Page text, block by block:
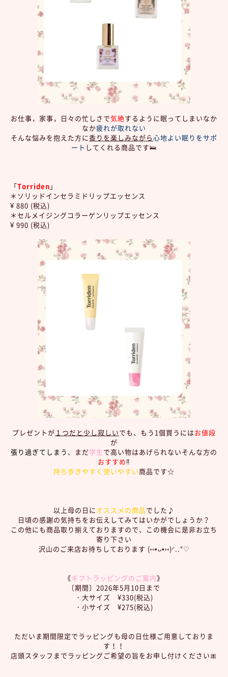
お仕事，家事，日々の忙しさで気絶するように眠ってしまいなか
なか疲れが取れない
そんな悩みを抱えた方に香りを楽しみながら心地よい眠りをサポ
ート してくれる商品です🛌
「Torriden 」
＊ソリッドインセラミドリップエッセンス
¥ 880 (税込)
＊セルメイジングコラーゲンリップエッセンス
¥ 990 (税込)
プレゼントが １つだと少し寂しいでも、もう1個買うにはお値段
が
張り過ぎてしまう、まだ学生で高い物はあげられないそんな方の
おすすめ‼︎
持ち歩きやすく使いやすい商品です☆
以上母の日にオススメの商品でした♪
日頃の感謝の気持ちをお伝えしてみてはいかがでしょうか？
この他にも商品取り揃えておりますので、この機会に是非お立ち
寄り下さい
沢山のご来店お待ちしております (⑅•ᴗ•⑅)◜..°♡
《ギフトラッピングのご案内》
〔期間〕2026年5月10日まで
・大サイズ ¥330(税込)
・小サイズ ¥275(税込)
ただいま期間限定でラッピングも母の日仕様ご用意しておりま
す！！
店頭スタッフまでラッピングご希望の旨をお申し付けください🎀